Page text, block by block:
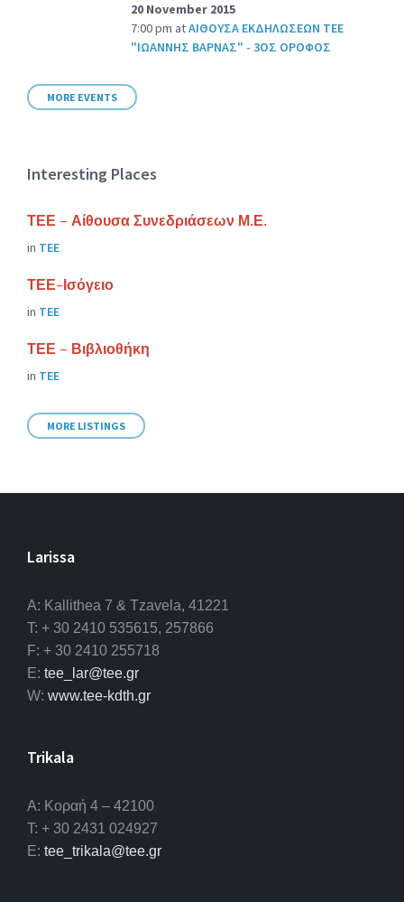
20 November 2015
7:00 pm atΑΙΘΟΥΣΑ ΕΚΔΗΛΩΣΕΩΝ ΤΕΕ
"ΙΩΑΝΝΗΣ ΒΑΡΝΑΣ" - 3ΟΣ ΟΡΟΦΟΣ
MORE EVENTS
Interesting Places
ΤΕΕ – Αίθουσα Συνεδριάσεων Μ.Ε.
in ΤΕΕ
ΤΕΕ-Ισόγειο
in ΤΕΕ
ΤΕΕ – Βιβλιοθήκη
in ΤΕΕ
MORE LISTINGS
Larissa
A: Kallithea 7 & Tzavela, 41221
T: + 30 2410 535615, 257866
F: + 30 2410 255718
E: tee_lar@tee.gr
W: www.tee-kdth.gr
Trikala
Α: Κοραή 4 – 42100
T: + 30 2431 024927
E: tee_trikala@tee.gr